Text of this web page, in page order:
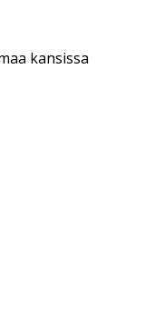
kansissa